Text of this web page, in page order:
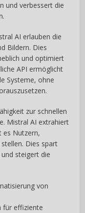
und verbessert die
AI erlauben die
Bildern. Dies
und optimiert
API ermöglicht
Systeme, ohne
zur schnellen
Mistral AI extrahiert
es Nutzern,
Dies spart
steigert die
von
für effiziente